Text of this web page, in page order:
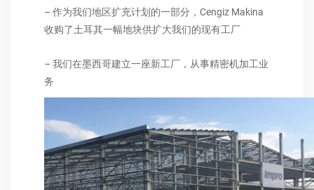
– 作为我们地区扩充计划的一部分，Cengiz Makina
收购了土耳其一幅地块供扩大我们的现有工厂
– 我们在墨西哥建立一座新工厂，从事精密机加工业
务